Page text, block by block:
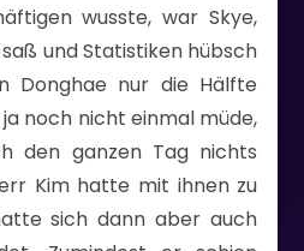
wusste, war Skye,
und Statistiken hübsch
Donghae nur die Hälfte
noch nicht einmal müde,
den ganzen Tag nichts
Kim hatte mit ihnen zu
sich dann aber auch